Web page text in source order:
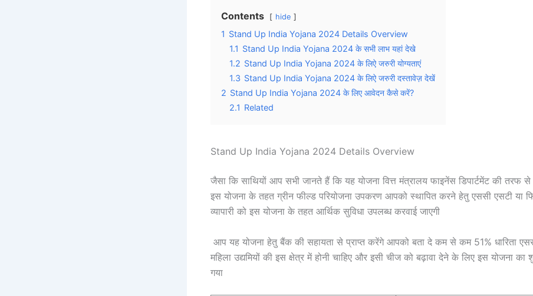
Contents hide
1 Stand Up India Yojana 2024 Details Overview
1.1 Stand Up India Yojana 2024 के सभी लाभ यहां देखे
1.2 Stand Up India Yojana 2024 के लिऐ जरुरी योग्यताएं
1.3 Stand Up India Yojana 2024 के लिऐ जरुरी दस्तावेज़ देखें
2 Stand Up India Yojana 2024 के लिए आवेदन कैसे करें?
2.1 Related
Stand Up India Yojana 2024 Details Overview
जैसा कि साथियों आप सभी जानते हैं कि यह योजना वित्त मंत्रालय फाइनेंस डिपार्टमेंट की तरफ से
इस योजना के तहत ग्रीन फील्ड परियोजना उपकरण आपको स्थापित करने हेतु एससी एसटी या
व्यापारी को इस योजना के तहत आर्थिक सुविधा उपलब्ध करवाई जाएगी
आप यह योजना हेतु बैंक की सहायता से प्राप्त करेंगे आपको बता दे कम से कम 51% धारिता
महिला उद्यमियों की इस क्षेत्र में होनी चाहिए और इसी चीज को बढ़ावा देने के लिए इस योजना का
गया